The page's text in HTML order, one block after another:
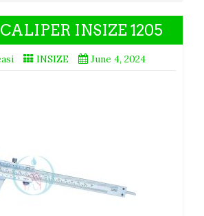
INSIZE 1205
INSIZE June 4, 2024